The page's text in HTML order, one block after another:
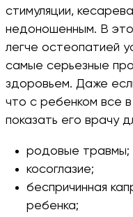
стимуляции,
недоношенным. В
легче остеопатией
самые серьезные
здоровьем. Даже
что с ребенком все
показать его врачу
родовые травмы;
косоглазие;
беспричинная
ребенка;